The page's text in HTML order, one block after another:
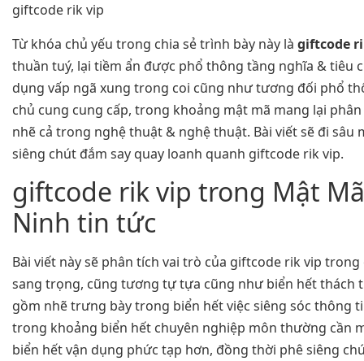
giftcode rik vip
Từ khóa chủ yếu trong chia sẻ trình bày này là giftcode
thuần tuý, lại tiềm ẩn được phổ thông tầng nghĩa & tiêu
dụng vấp ngã xung trong coi cũng như tương đối phổ
chủ cung cung cấp, trong khoảng mật mã mang lại
nhẽ cả trong nghệ thuật & nghệ thuật. Bài viết sẽ đi sâu
siêng chút đắm say quay loanh quanh giftcode rik vip.
giftcode rik vip trong Mật
Ninh tin tức
Bài viết này sẽ phân tích vai trò của giftcode rik vip
sang trọng, cũng tương tự tựa cũng như biển hết thách
gồm nhẽ trưng bày trong biển hết việc siêng sóc thông
trong khoảng biển hết chuyên nghiệp môn thường cần
biển hết vận dụng phức tạp hơn, đồng thời phê siêng